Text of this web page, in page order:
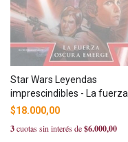
Star Wars Leyendas
imprescindibles - La fuerza
oscura emerge
$18.000,00
3cuotas sin interés de$6.000,00